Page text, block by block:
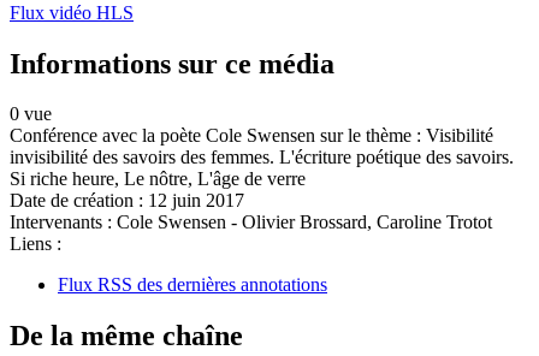
Flux vidéo HLS
Informations sur ce média
0 vue
Conférence avec la poète Cole Swensen sur le thème : Visibilité
invisibilité des savoirs des femmes. L'écriture poétique des savoirs.
Si riche heure, Le nôtre, L'âge de verre
Date de création : 12 juin 2017
Intervenants : Cole Swensen - Olivier Brossard, Caroline Trotot
Liens :
Flux RSS des dernières annotations
De la même chaîne